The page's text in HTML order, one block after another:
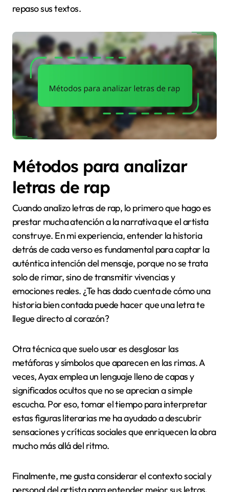
repaso sus textos.
Métodos para analizar
letras de rap
Cuando analizo letras de rap, lo primero que hago es
prestar mucha atención a la narrativa que el artista
construye. En mi experiencia, entender la historia
detrás de cada verso es fundamental para captar la
auténtica intención del mensaje, porque no se trata
solo de rimar, sino de transmitir vivencias y
emociones reales. ¿Te has dado cuenta de cómo una
historia bien contada puede hacer que una letra te
llegue directo al corazón?
Otra técnica que suelo usar es desglosar las
metáforas y símbolos que aparecen en las rimas. A
veces, Ayax emplea un lenguaje lleno de capas y
significados ocultos que no se aprecian a simple
escucha. Por eso, tomar el tiempo para interpretar
estas figuras literarias me ha ayudado a descubrir
sensaciones y críticas sociales que enriquecen la obra
mucho más allá del ritmo.
Finalmente, me gusta considerar el contexto social y